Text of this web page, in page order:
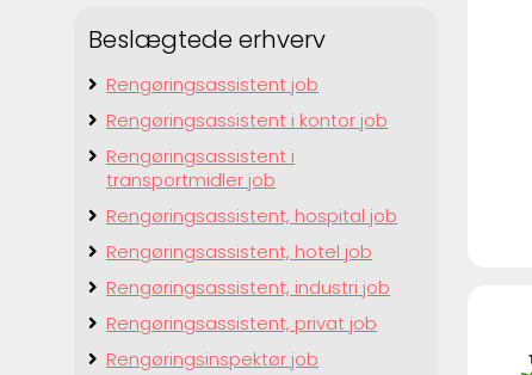
Beslægtede erhverv
Rengøringsassistent job
Rengøringsassistent i kontor job
Rengøringsassistent i
transportmidler job
Rengøringsassistent, hospital job
Rengøringsassistent, hotel job
Rengøringsassistent, industri job
Rengøringsassistent, privat job
Rengøringsinspektør job